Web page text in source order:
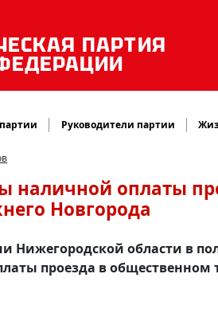
ПАРТИЯ
Руководители партии
наличной оплаты
Новгорода
области в
проезда в общественном